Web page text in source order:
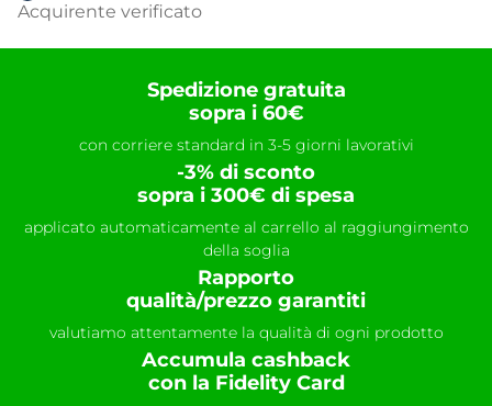
Acquirente verificato
Spedizione gratuita
sopra i 60€
con corriere standard in 3-5 giorni lavorativi
-3% di sconto
sopra i 300€ di spesa
applicato automaticamente al carrello al raggiungimento
della soglia
Rapporto
qualità/prezzo garantiti
valutiamo attentamente la qualità di ogni prodotto
Accumula cashback
con la Fidelity Card